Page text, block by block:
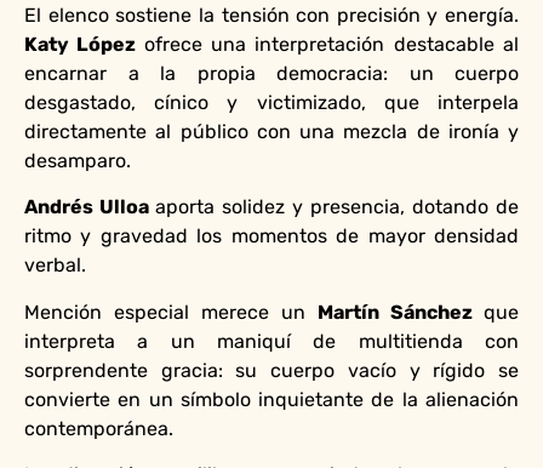
El elenco sostiene la tensión con precisión y energía.
Katy López ofrece una interpretación destacable al
encarnar a la propia democracia: un cuerpo
desgastado, cínico y victimizado, que interpela
directamente al público con una mezcla de ironía y
desamparo.
Andrés Ulloa aporta solidez y presencia, dotando de
ritmo y gravedad los momentos de mayor densidad
verbal.
Mención especial merece un Martín Sánchez que
interpreta a un maniquí de multitienda con
sorprendente gracia: su cuerpo vacío y rígido se
convierte en un símbolo inquietante de la alienación
contemporánea.